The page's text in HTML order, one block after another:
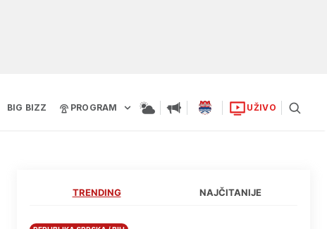
BIG BIZZ PROGRAM UŽIVO
TRENDING NAJČITANIJE